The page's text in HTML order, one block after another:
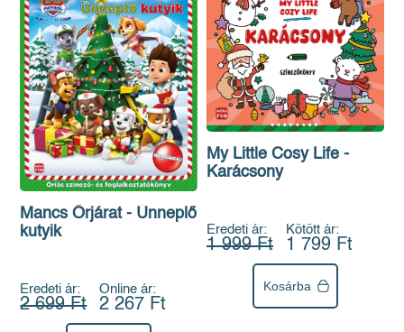
Mancs Őrjárat - Ünneplő
kutyik
Eredeti ár:
2 699 Ft
Online ár:
2 267 Ft
My Little Cosy Life -
Karácsony
Eredeti ár:
1 999 Ft
Kötött ár:
1 799 Ft
Kosárba